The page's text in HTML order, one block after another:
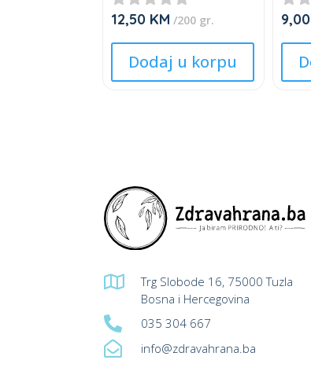
★
★
★
12,50 KM /200 gr.
This
product
has
may
be
chosen
on
product
Dodaj u korpu
★
★
★
9,00
This
has
be
chosen
product

Trg Slobode 16, 75000 Tuzla
Bosna i Hercegovina
 035 304 667
 info@zdravahrana.ba